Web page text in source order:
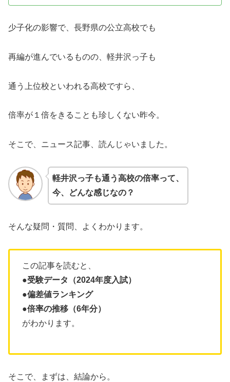
少子化の影響で、長野県の公立高校でも
再編が進んでいるものの、軽井沢っ子も
通う上位校といわれる高校ですら、
倍率が１倍をきることも珍しくない昨今。
そこで、ニュース記事、読んじゃいました。
軽井沢っ子も通う高校の倍率って、
今、どんな感じなの？
そんな疑問・質問、よくわかります。
この記事を読むと、
●受験データ（2024年度入試）
●偏差値ランキング
●倍率の推移（6年分）
がわかります。
そこで、まずは、結論から。